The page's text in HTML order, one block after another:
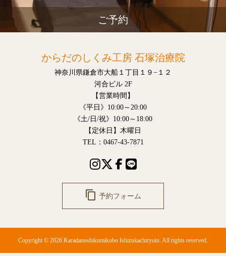
ご予約
からだのしくみ工房 石塚治療院
神奈川県鎌倉市大船１丁目１９−１２
河合ビル 2F
【営業時間】
《平日》10:00～20:00
《土/日/祝》10:00～18:00
【定休日】木曜日
TEL：0467-43-7871
content_copy 予約フォーム
Copyright © 2026 Karadanoshikumikobo Ishizukachiryoin. All rights reserved.